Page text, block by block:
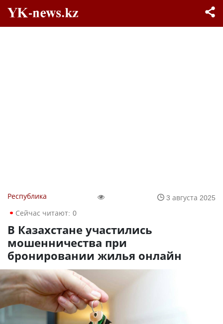
Республика
3 августа 2025
Сейчас читают: 0
В Казахстане участились
мошенничества при
бронировании жилья онлайн